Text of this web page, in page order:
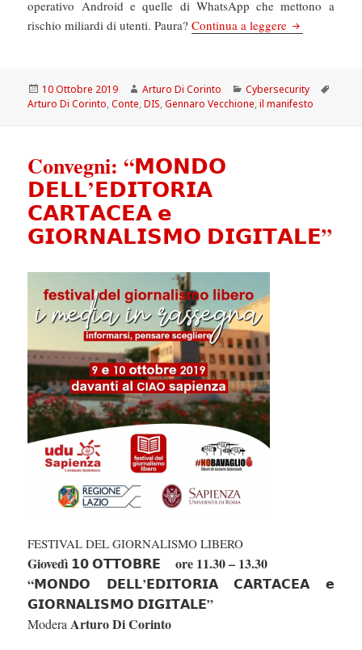
operativo Android e quelle di WhatsApp che mettono a
rischio miliardi di utenti. Paura?Continua a leggere Il Manifesto:
Scritto
il
10 Ottobre 2019 Autore
Arturo Di Corinto Categorie
Cybersecurity
Arturo Di Corinto,Conte,DIS,Gennaro Vecchione,il manifesto
Convegni: “𝗠𝗢𝗡𝗗𝗢
𝗗𝗘𝗟𝗟’𝗘𝗗𝗜𝗧𝗢𝗥𝗜𝗔
𝗖𝗔𝗥𝗧𝗔𝗖𝗘𝗔 𝗲
𝗚𝗜𝗢𝗥𝗡𝗔𝗟𝗜𝗦𝗠𝗢 𝗗𝗜𝗚𝗜𝗧𝗔𝗟𝗘”
FESTIVAL DEL GIORNALISMO LIBERO
Giovedì 𝟭𝟬 𝗢𝗧𝗧𝗢𝗕𝗥𝗘 ore 11.30 – 13.30
“𝗠𝗢𝗡𝗗𝗢 𝗗𝗘𝗟𝗟’𝗘𝗗𝗜𝗧𝗢𝗥𝗜𝗔 𝗖𝗔𝗥𝗧𝗔𝗖𝗘𝗔 𝗲
𝗚𝗜𝗢𝗥𝗡𝗔𝗟𝗜𝗦𝗠𝗢 𝗗𝗜𝗚𝗜𝗧𝗔𝗟𝗘”
Modera Arturo Di Corinto